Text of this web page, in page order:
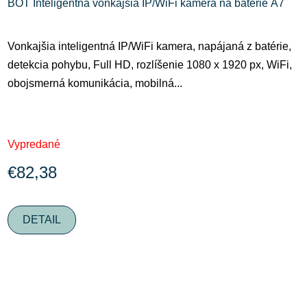
BOT Inteligentná vonkajšia IP/WiFi kamera na batérie A7
Vonkajšia inteligentná IP/WiFi kamera, napájaná z batérie,
detekcia pohybu, Full HD, rozlíšenie 1080 x 1920 px, WiFi,
obojsmerná komunikácia, mobilná...
Vypredané
€82,38
DETAIL